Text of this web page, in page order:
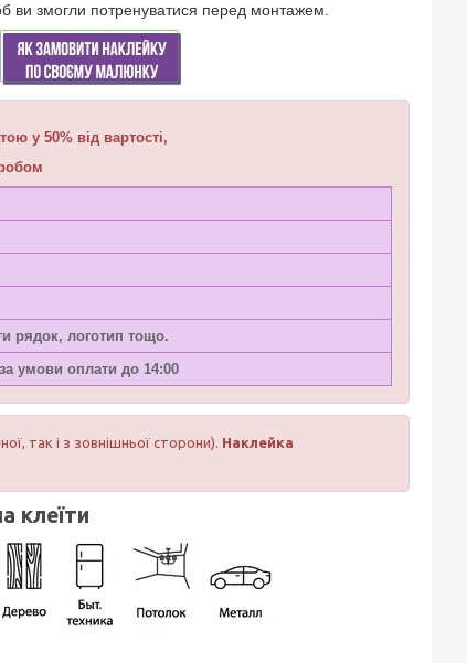
ви змогли потренуватися перед монтажем.
у 50% від вартості,
рядок, логотип тощо.
умови оплати до 14:00
так і з зовнішньої сторони). Наклейка
клеїти